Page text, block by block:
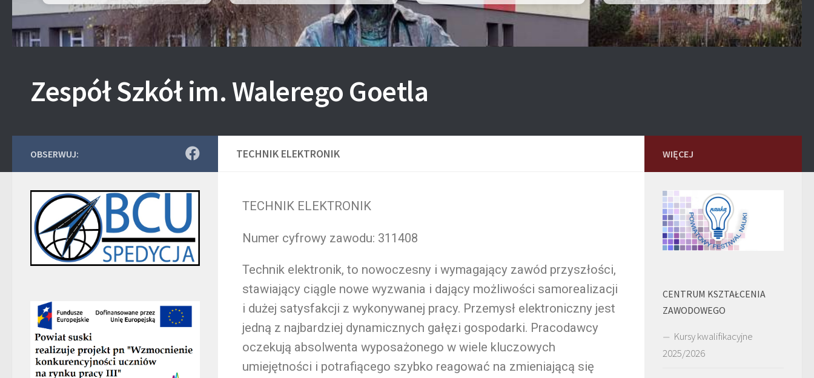
Zespół Szkół im. Walerego Goetla
TECHNIK ELEKTRONIK
TECHNIK ELEKTRONIK
Numer cyfrowy zawodu: 311408
Technik elektronik, to nowoczesny i wymagający zawód przyszłości,
stawiający ciągle nowe wyzwania i dający możliwości samorealizacji
i dużej satysfakcji z wykonywanej pracy. Przemysł elektroniczny jest
jedną z najbardziej dynamicznych gałęzi gospodarki. Pracodawcy
oczekują absolwenta wyposażonego w wiele kluczowych
umiejętności i potrafiącego szybko reagować na zmieniającą się
OBSERWUJ: WIĘCEJ
CENTRUM KSZTAŁCENIA
ZAWODOWEGO
Kursy kwalifikacyjne
2025/2026